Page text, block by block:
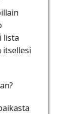
lista
itsellesi